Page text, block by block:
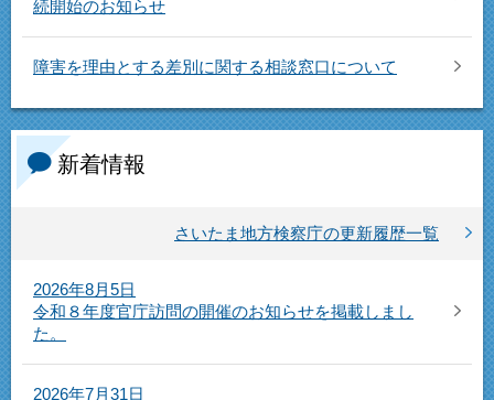
続開始のお知らせ
障害を理由とする差別に関する相談窓口について
さいたま地方検察庁の更新履歴一覧
新着情報
2026年8月5日
令和８年度官庁訪問の開催のお知らせを掲載しまし
た。
2026年7月31日